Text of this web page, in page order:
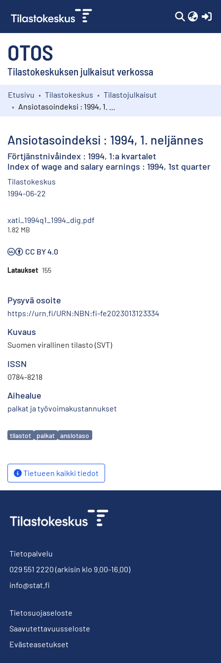
OTOS
Tilastokeskuksen julkaisut verkossa
Kokoelmat
Etusivu Tilastokeskus
Tilastojulkaisut
Ansiotasoindeksi : 1994, 1. neljännes
Förtjänstnivåindex : 1994, 1:a kvartalet
Index of wage and salary earnings : 1994, 1st quarter
Tilastokeskus
1994-06-22
xati_1994q1_1994_dig.pdf
1.82 MB
CC BY 4.0
Lataukset 155
Pysyvä osoite
https://urn.fi/URN:NBN:fi-fe2023013123334
Kuvaus
Suomen virallinen tilasto (SVT)
ISSN
0784-8218
Aihealue
palkat ja työvoimakustannukset
Avainsanat
tilastot palkat ansiotaso
Tietueen kaikki tiedot
Tietopalvelu
029 551 2220 (arkisin klo 9.00-16.00)
info@stat.fi
Tietosuojaseloste
Saavutettavuusseloste
Evästeasetukset